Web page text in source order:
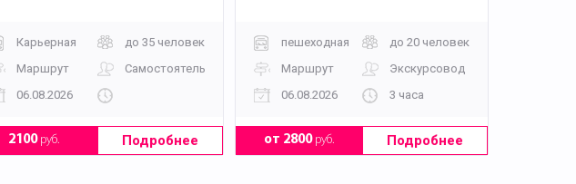
Карьерная
до 35 человек
Маршрут
Самостоятельно
06.08.2026
2100руб. Подробнее
пешеходная
до 20 человек
Маршрут
Экскурсовод
06.08.2026
3 часа
от 2800руб. Подробнее